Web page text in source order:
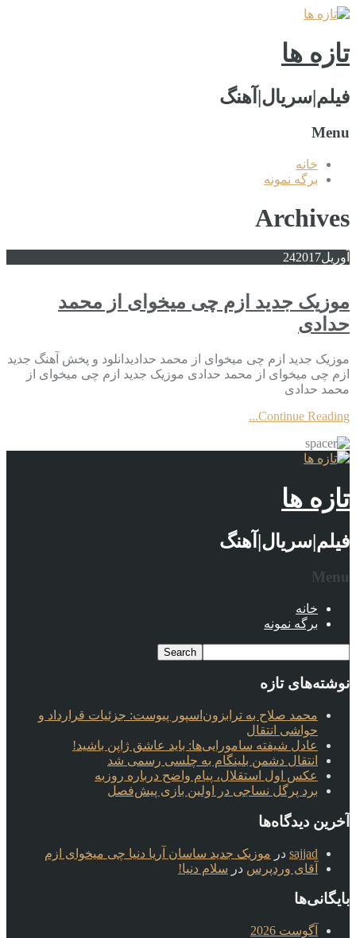
تازه ها
فیلم|سریال|آهنگ
Menu
خانه
برگه نمونه
Archives
آوریل 242017
موزیک جدید ازم چی میخوای از محمد
حدادی
موزیک جدید ازم چی میخوای از محمد حدادیدانلود و پخش آهنگ جدید
ازم چی میخوای از محمد حدادی موزیک جدید ازم چی میخوای از
محمد حدادی
Continue Reading...
تازه ها
فیلم|سریال|آهنگ
Menu
خانه
برگه نمونه
نوشته‌های تازه
محمد صلاح به ترابزون‌اسپور پیوست: جزئیات قرارداد و
حواشی انتقال
عادل شیفته سامورایی‌ها: باید عاشق ژاپن باشید!
انتقال دشمن بلینگام به چلسی رسمی شد
عکس اول استقلال، پیام واضح درباره روزبه
برد پرگل نساجی در اولین بازی پیش‌فصل
آخرین دیدگاه‌ها
sajjad در موزیک جدید ساسان آریا دنیا چی میخوای ازم
آقای وردپرس در سلام دنیا!
بایگانی‌ها
آگوست 2026